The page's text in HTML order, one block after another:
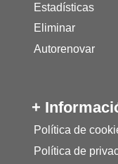
Estadísticas
Eliminar
Autorenovar
+
Política de
Política de